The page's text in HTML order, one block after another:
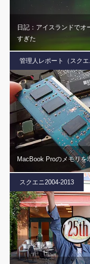
日記：アイスランドで
すぎた
管理人レポート（スクエ
MacBook Proのメモリ
スクエニ2004-2013